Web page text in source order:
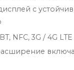
с
NFC, 3G / 4G